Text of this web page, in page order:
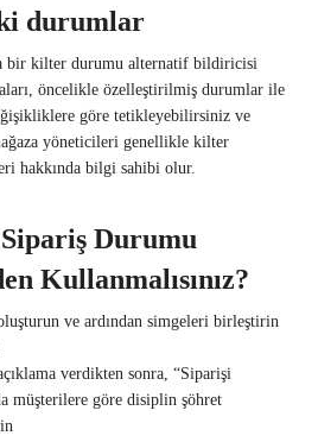
durumlar
bir kilter durumu alternatif bildiricisi
öncelikle özelleştirilmiş durumlar ile
göre tetikleyebilirsiniz ve
yöneticileri genellikle kilter
hakkında bilgi sahibi olur.
Durumu
Kullanmalısınız?
ve ardından simgeleri birleştirin
verdikten sonra, “Siparişi
müşterilere göre disiplin şöhret